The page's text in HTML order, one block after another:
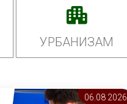
УРБАНИЗАМ
06.08 2026